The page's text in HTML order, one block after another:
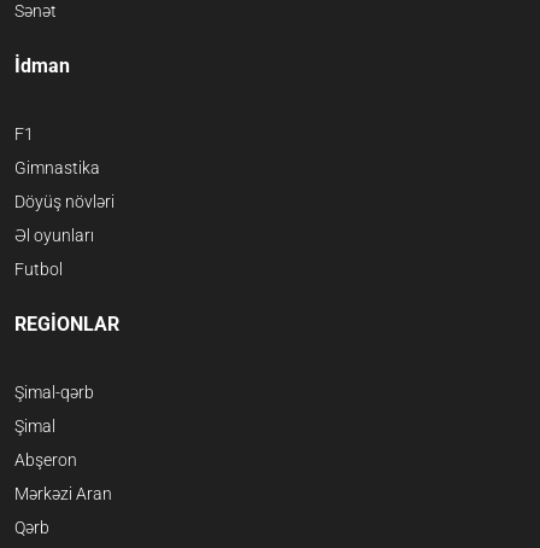
Sənət
İdman
F1
Gimnastika
Döyüş növləri
Əl oyunları
Futbol
REGİONLAR
Şimal-qərb
Şimal
Abşeron
Mərkəzi Aran
Qərb